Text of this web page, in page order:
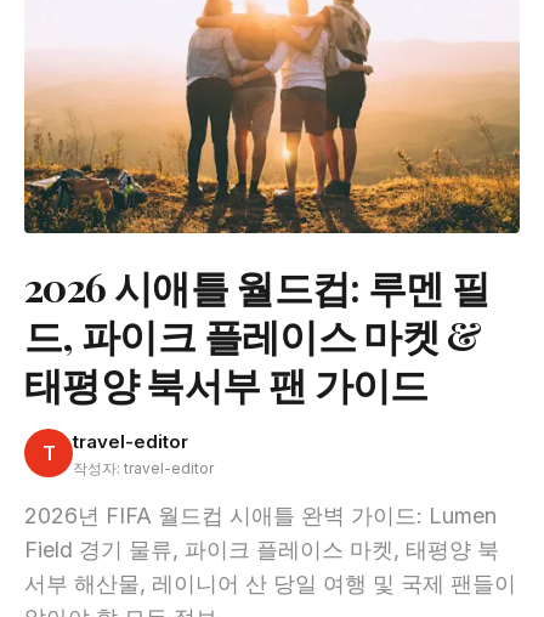
2026 시애틀 월드컵: 루멘 필
드, 파이크 플레이스 마켓 &
태평양 북서부 팬 가이드
T travel-editor
작성자: travel-editor
2026년 FIFA 월드컵 시애틀 완벽 가이드: Lumen
Field 경기 물류, 파이크 플레이스 마켓, 태평양 북
서부 해산물, 레이니어 산 당일 여행 및 국제 팬들이